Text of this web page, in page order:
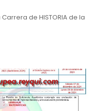
de HISTORIA de la